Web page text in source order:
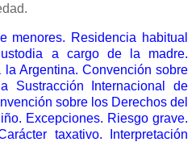
menores. Residencia habitual
a cargo de la madre.
Argentina. Convención sobre
Sustracción Internacional de
sobre los Derechos del
Excepciones. Riesgo grave.
taxativo. Interpretación